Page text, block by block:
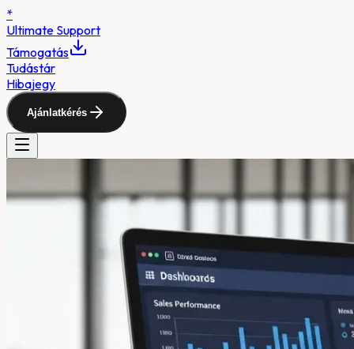
*
Ultimate Support
Támogatás
Tudástár
Hibajegy
Ajánlatkérés